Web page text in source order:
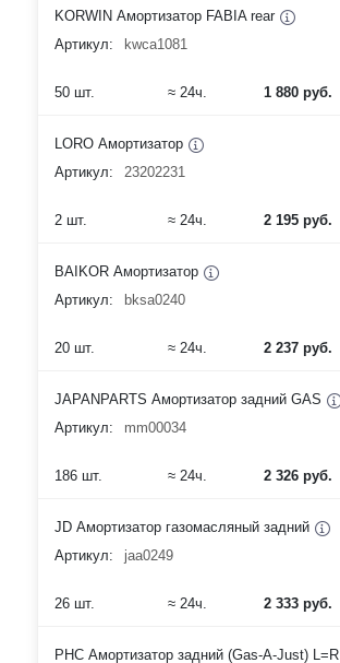
KORWIN Амортизатор FABIA rear
Артикул:
kwca1081
50 шт. ≈ 24ч. 1 880 руб.
LORO Амортизатор
Артикул:
23202231
2 шт. ≈ 24ч. 2 195 руб.
BAIKOR Амортизатор
Артикул:
bksa0240
20 шт. ≈ 24ч. 2 237 руб.
JAPANPARTS Амортизатор задний GAS
Артикул:
mm00034
186 шт. ≈ 24ч. 2 326 руб.
JD Амортизатор газомасляный задний
Артикул:
jaa0249
26 шт. ≈ 24ч. 2 333 руб.
PHC Амортизатор задний (Gas-A-Just) L=R